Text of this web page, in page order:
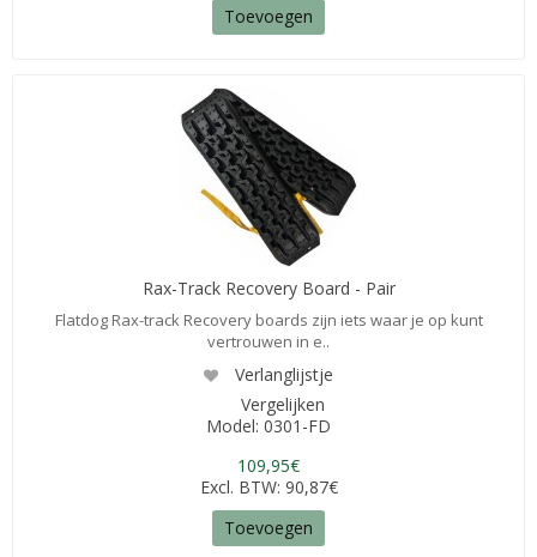
Toevoegen
Rax-Track Recovery Board - Pair
Flatdog Rax-track Recovery boards zijn iets waar je op kunt
vertrouwen in e..
Verlanglijstje
Vergelijken
Model: 0301-FD
109,95€
Excl. BTW: 90,87€
Toevoegen